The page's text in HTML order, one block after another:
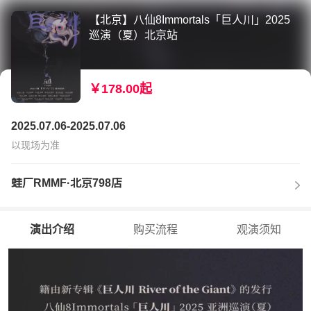
【北京】八仙8Immortals「巨人川」2025
巡演（夏）北京站
￥178.00起
2025.07.06-2025.07.06
以现场为准
蛙厂RMMF·北京798店
演出介绍 购买流程 观演须知